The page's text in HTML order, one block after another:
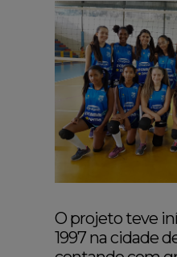
O projeto teve
1997 na cidade